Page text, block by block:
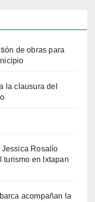
de obras para
la clausura del
Jessica Rosalío
turismo en Ixtapan
acompañan la